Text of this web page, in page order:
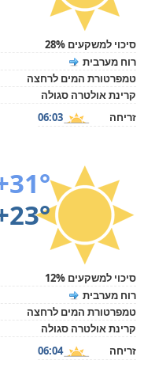
סיכוי למשקעים 28%
רוח מערבית
טמפרטורת המים לרחצה
קרינת אולטרה סגולה
זריחה
06:03
סיכוי למשקעים 12%
רוח מערבית
טמפרטורת המים לרחצה
קרינת אולטרה סגולה
זריחה
06:04